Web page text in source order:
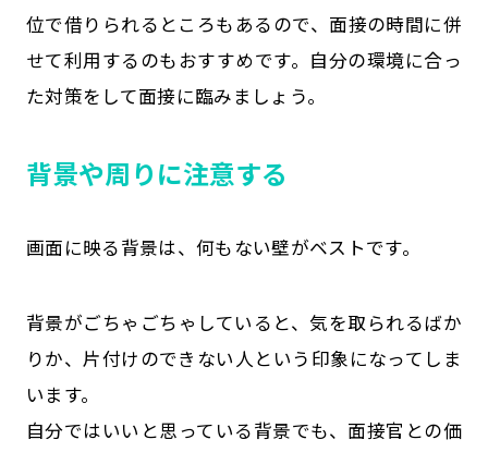
位で借りられるところもあるので、面接の時間に併
せて利用するのもおすすめです。自分の環境に合っ
た対策をして面接に臨みましょう。
背景や周りに注意する
画面に映る背景は、何もない壁がベストです。
背景がごちゃごちゃしていると、気を取られるばか
りか、片付けのできない人という印象になってしま
います。
自分ではいいと思っている背景でも、面接官との価